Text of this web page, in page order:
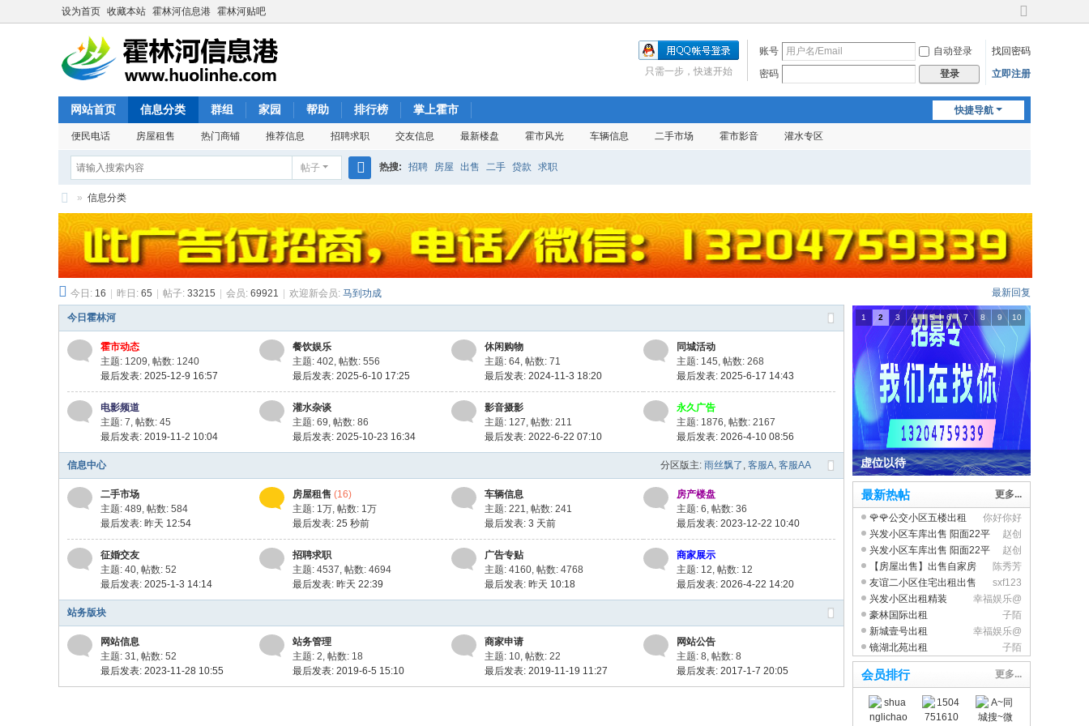
设为首页 收藏本站 霍林河信息港 霍林河贴吧
切
到
宽
账号 自动登录
找回密码
密码
登录 立即注册
只需一步，快速开始
快捷导航
网站首页 信息分类 群组 家园 帮助 排行榜 掌上霍市
便民电话 房屋租售 热门商铺 推荐信息 招聘求职 交友信息 最新楼盘 霍市风光 车辆信息 二手市场 霍市影音 灌水专区
帖子
索
热搜: 招聘 房屋 出售 二手 贷款 求职
霍
林
河
信
息
» 信息分类
今日: 16 昨日: 65 帖子: 33215 会员: 69921 欢迎新会员: 马到功成 最新回复
今日霍林河
霍市动态
主题: 1209, 帖数: 1240
最后发表: 2025-12-9 16:57
餐饮娱乐
主题: 402, 帖数: 556
最后发表: 2025-6-10 17:25
休闲购物
主题: 64, 帖数: 71
最后发表: 2024-11-3 18:20
同城活动
主题: 145, 帖数: 268
最后发表: 2025-6-17 14:43
电影频道
主题: 7, 帖数: 45
最后发表: 2019-11-2 10:04
灌水杂谈
主题: 69, 帖数: 86
最后发表: 2025-10-23 16:34
影音摄影
主题: 127, 帖数: 211
最后发表: 2022-6-22 07:10
永久广告
主题: 1876, 帖数: 2167
最后发表: 2026-4-10 08:56
分区版主: 雨丝飘了 , 客服A, 客服AA
信息中心
二手市场
主题: 489, 帖数: 584
最后发表: 昨天 12:54
房屋租售 (16)
主题: 1万, 帖数: 1万
最后发表: 25 秒前
车辆信息
主题: 221, 帖数: 241
最后发表: 3 天前
房产楼盘
主题: 6, 帖数: 36
最后发表: 2023-12-22 10:40
征婚交友
主题: 40, 帖数: 52
最后发表: 2025-1-3 14:14
招聘求职
主题: 4537, 帖数: 4694
最后发表: 昨天 22:39
广告专贴
主题: 4160, 帖数: 4768
最后发表: 昨天 10:18
商家展示
主题: 12, 帖数: 12
最后发表: 2026-4-22 14:20
站务版块
网站信息
主题: 31, 帖数: 52
最后发表: 2023-11-28 10:55
站务管理
主题: 2, 帖数: 18
最后发表: 2019-6-5 15:10
商家申请
主题: 10, 帖数: 22
最后发表: 2019-11-19 11:27
网站公告
主题: 8, 帖数: 8
最后发表: 2017-1-7 20:05
虚位以待
1 2 3 4 5 6 7 8 9 10
最新热帖 更多...
你好你好
​🌹🌹公交小区五楼出租
赵创
兴发小区车库出售 阳面22平
赵创
兴发小区车库出售 阳面22平
陈秀芳
【房屋出售】出售自家房
子，建元小区8栋3楼
sxf123
友谊二小区住宅出租出售
幸福娱乐@
兴发小区出租精装
子陌
豪林国际出租
幸福娱乐@
新城壹号出租
子陌
镜湖北苑出租
会员排行 更多...